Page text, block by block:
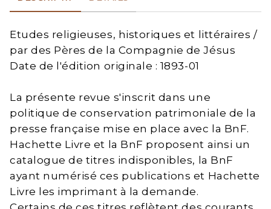
Etudes religieuses, historiques et littéraires /
par des Pères de la Compagnie de Jésus
Date de l'édition originale : 1893-01
La présente revue s'inscrit dans une
politique de conservation patrimoniale de la
presse française mise en place avec la BnF.
Hachette Livre et la BnF proposent ainsi un
catalogue de titres indisponibles, la BnF
ayant numérisé ces publications et Hachette
Livre les imprimant à la demande.